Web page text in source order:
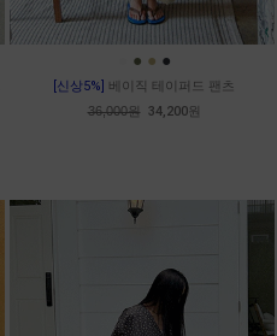
● ● ●
[신상5%] 베이직 테이퍼드 팬츠
36,000원 34,200원